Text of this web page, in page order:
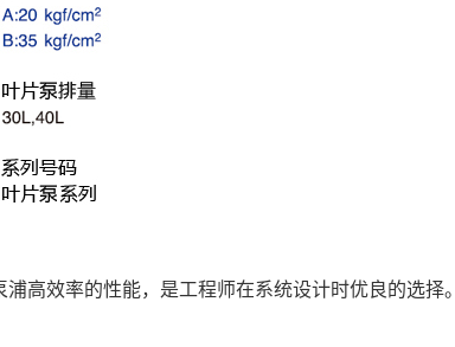
高效率的性能，是工程师在系统设计时优良的选择。